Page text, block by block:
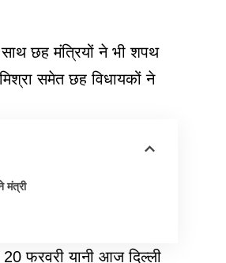
छह मंत्रियों ने भी शपथ
समेत छह विधायकों ने
मंत्री
फरवरी यानी आज दिल्ली